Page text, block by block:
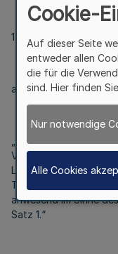
1. § 21 wird wie folgt
a) Nach Absatz 2
„(3) Mitglieder der
Verbindung mit § 31
Telefonkonferenz an
anwesend im Sinne
Satz 1.“
Cookie-
Auf dieser Seite
entweder allen
die für die
sind. Hier finden
Nur notwendige
Alle Cookies